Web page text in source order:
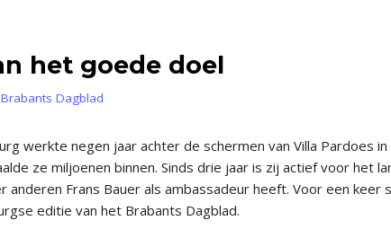
het goede doel
Brabants Dagblad
werkte negen jaar achter de schermen van Villa Pardoes in
ze miljoenen binnen. Sinds drie jaar is zij actief voor het
anderen Frans Bauer als ambassadeur heeft. Voor een keer
editie van het Brabants Dagblad.